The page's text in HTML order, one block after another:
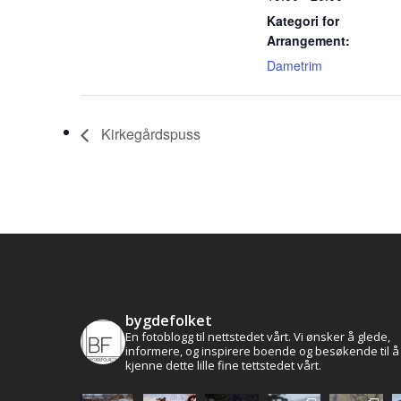
Kategori for
Arrangement:
Dametrim
Kirkegårdspuss
bygdefolket
En fotoblogg til nettstedet vårt. Vi ønsker å glede,
informere, og inspirere boende og besøkende til
kjenne dette lille fine tettstedet vårt.